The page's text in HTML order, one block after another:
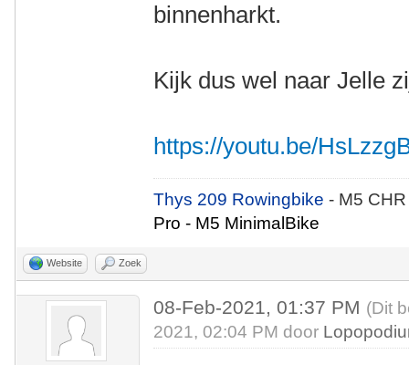
binnenharkt.
Kijk dus wel naar Jelle
https://youtu.be/
Thys 209 Rowingbike- M5
Pro - M5 MinimalBike
Website Zoek
08-Feb-2021, 01:37 PM (Dit
2021, 02:04 PM door